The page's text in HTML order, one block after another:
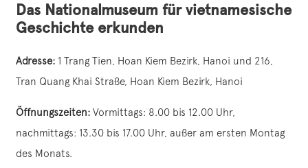
Das Nationalmuseum für vietnamesische
Geschichte erkunden
Adresse: 1 Trang Tien, Hoan Kiem Bezirk, Hanoi und 216,
Tran Quang Khai Straße, Hoan Kiem Bezirk, Hanoi
Öffnungszeiten: Vormittags: 8.00 bis 12.00 Uhr,
nachmittags: 13.30 bis 17.00 Uhr, außer am ersten Montag
des Monats.